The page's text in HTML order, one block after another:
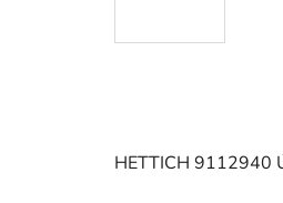
HETTICH 9112940